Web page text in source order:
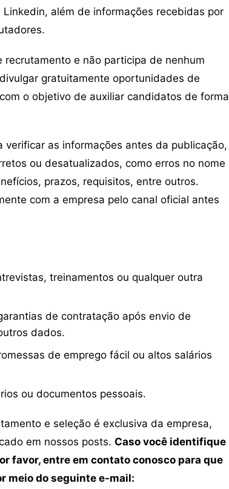
além de informações recebidas por
recrutamento e não participa de nenhum
gratuitamente oportunidades de
o objetivo de auxiliar candidatos de forma
verificar as informações antes da publicação,
ou desatualizados, como erros no nome
prazos, requisitos, entre outros.
com a empresa pelo canal oficial antes
treinamentos ou qualquer outra
de contratação após envio de
dados.
de emprego fácil ou altos salários
ou documentos pessoais.
e seleção é exclusiva da empresa,
em nossos posts. Caso você identifique
favor, entre em contato conosco para que
meio do seguinte e-mail: